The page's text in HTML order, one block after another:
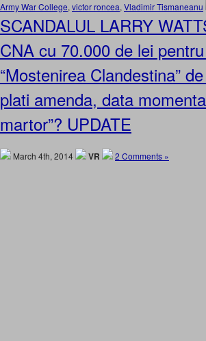
Army War College, victor roncea, Vladimir Tismaneanu
SCANDALUL LARRY
CNA cu 70.000 de lei
“Mostenirea Clandestina”
plati amenda, data
martor”? UPDATE
March 4th, 2014 VR 2 Comments »